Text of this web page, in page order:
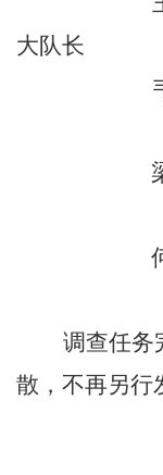
大队长
调查任务
散，不再另行